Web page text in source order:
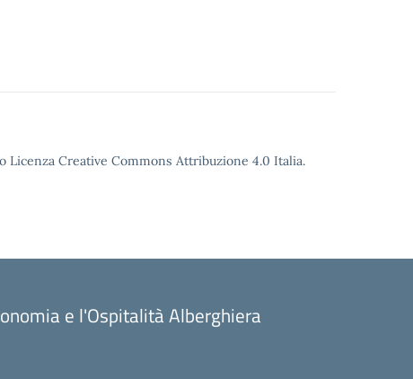
Licenza Creative Commons Attribuzione 4.0 Italia.
e l'Ospitalità Alberghiera